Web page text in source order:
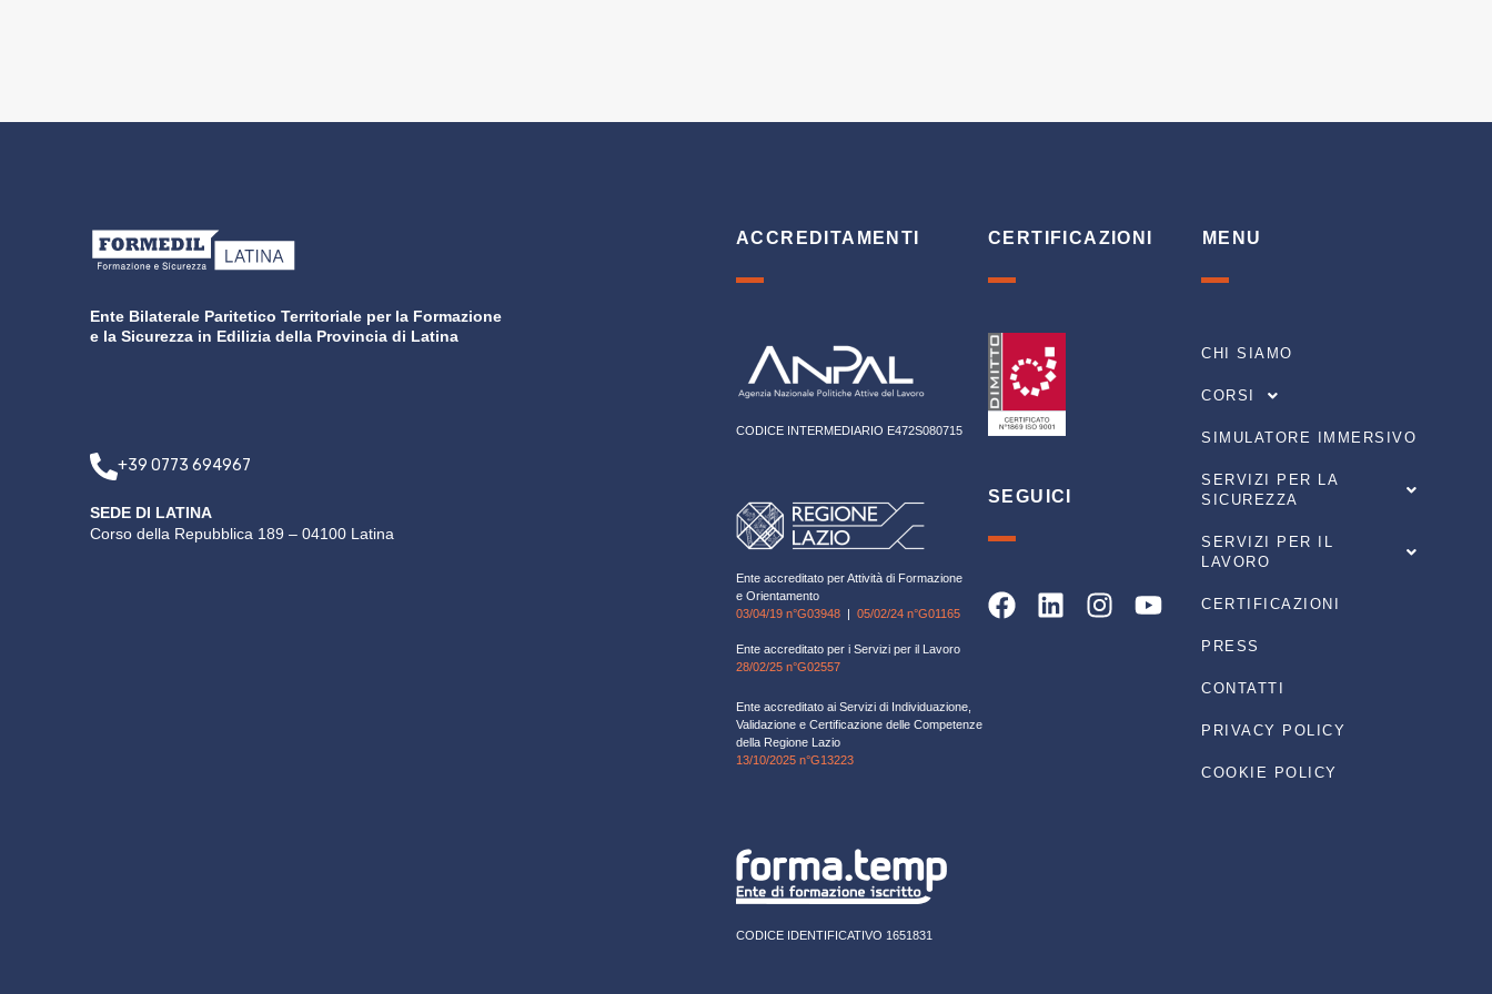
Ente Bilaterale Paritetico Territoriale per la Formazione
e la Sicurezza in Edilizia della Provincia di Latina
+39 0773 694967
SEDE DI LATINA
Corso della Repubblica 189 – 04100 Latina
ACCREDITAMENTI
CODICE INTERMEDIARIO E472S080715
Ente accreditato per Attività di Formazione
e Orientamento
03/04/19 n°G03948 | 05/02/24 n°G01165
Ente accreditato per i Servizi per il Lavoro
28/02/25 n°G02557
Ente accreditato ai Servizi di Individuazione,
Validazione e Certificazione delle Competenze
della Regione Lazio
13/10/2025 n°G13223
CODICE IDENTIFICATIVO 1651831
CERTIFICAZIONI
SEGUICI
Facebook
Linkedin
Instagram
Youtube
MENU
CHI SIAMO
CORSI
SIMULATORE IMMERSIVO
SERVIZI PER LA
SICUREZZA
SERVIZI PER IL
LAVORO
CERTIFICAZIONI
PRESS
CONTATTI
PRIVACY POLICY
COOKIE POLICY